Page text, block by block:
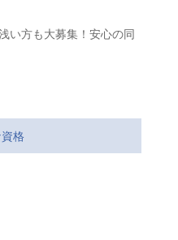
方も大募集！安心の同
格